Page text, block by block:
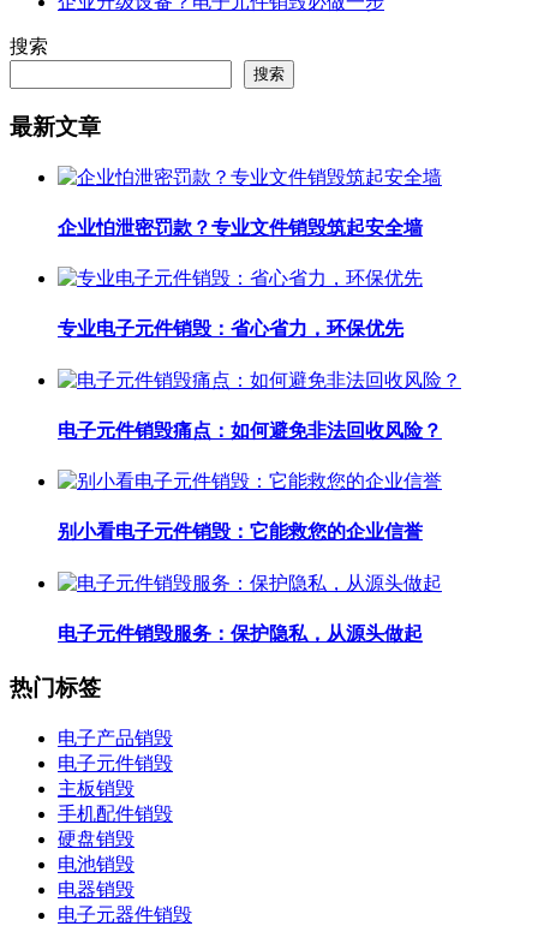
搜索
搜索
最新文章
企业怕泄密罚款？专业文件销毁筑起安全墙
专业电子元件销毁：省心省力，环保优先
电子元件销毁痛点：如何避免非法回收风险？
别小看电子元件销毁：它能救您的企业信誉
电子元件销毁服务：保护隐私，从源头做起
热门标签
电子产品销毁
电子元件销毁
主板销毁
手机配件销毁
硬盘销毁
电池销毁
电器销毁
电子元器件销毁